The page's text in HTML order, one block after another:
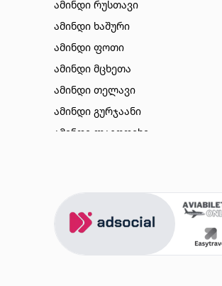
ამინდი რუსთავი
ამინდი ხაშური
ამინდი ფოთი
ამინდი მცხეთა
ამინდი თელავი
ამინდი გურჯაანი
ამინდი ლაგოდეხი
ამინდი აბასთუმანი
ამინდი მესტია